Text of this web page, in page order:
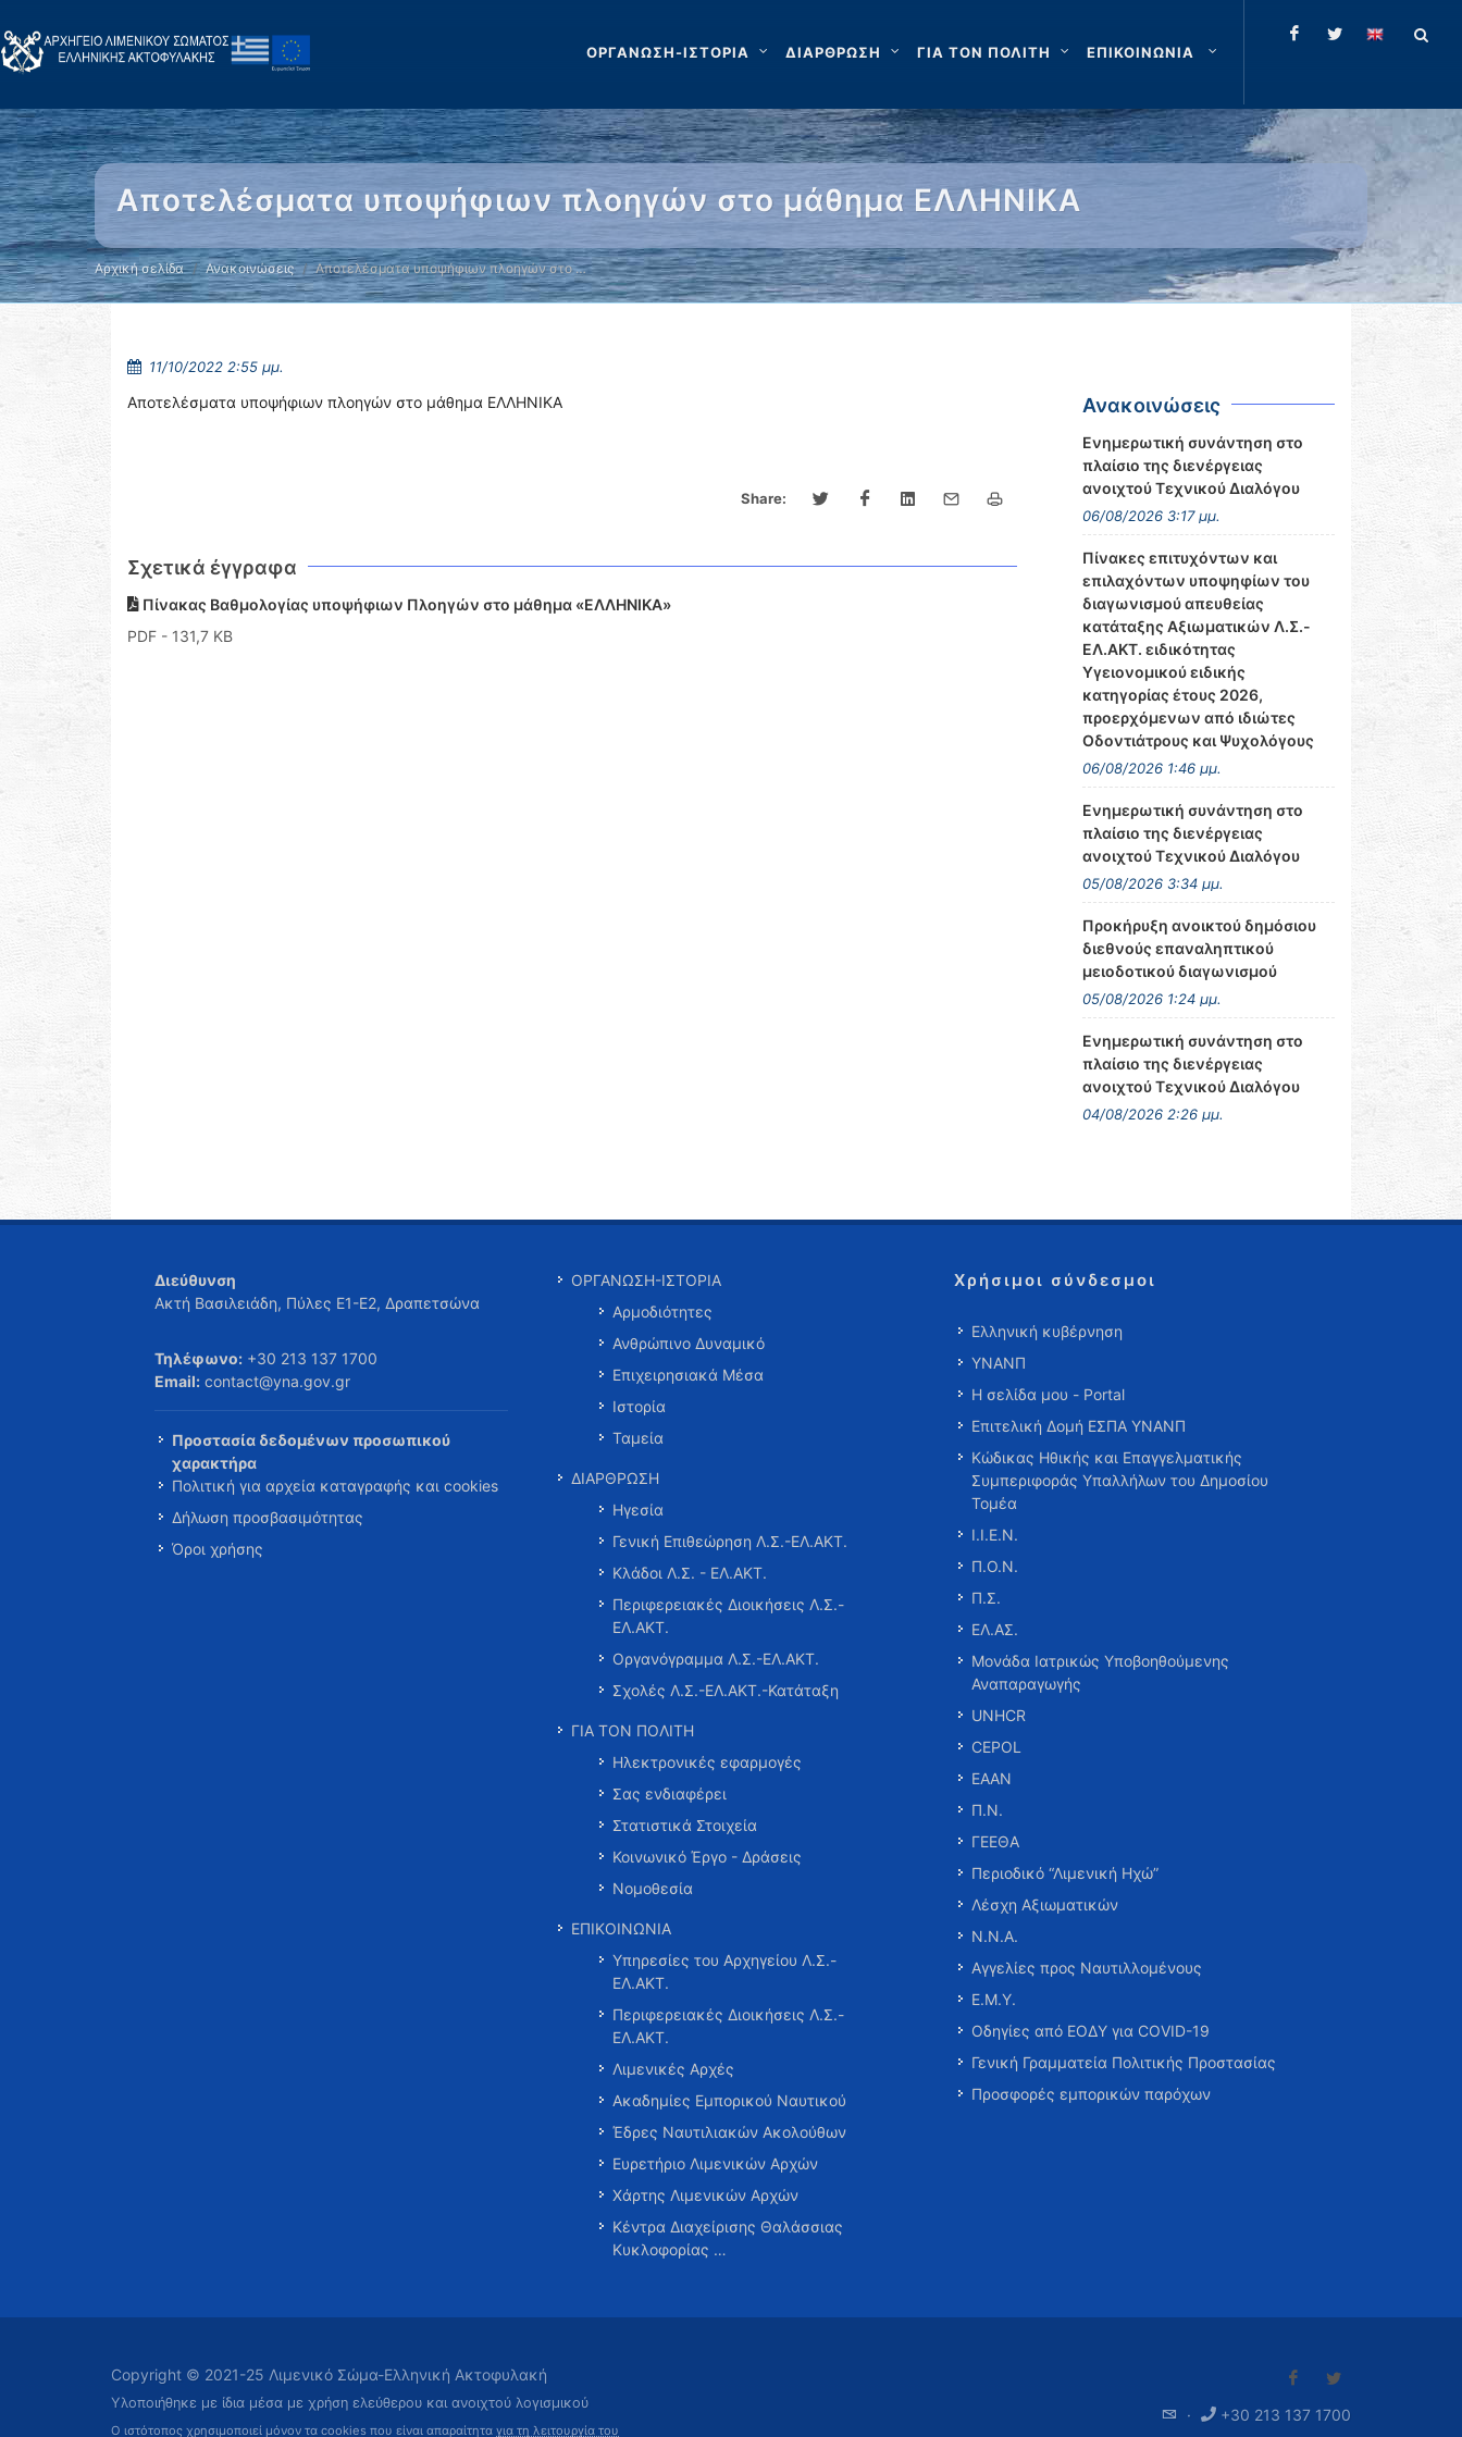
ΟΡΓΑΝΩΣΗ-ΙΣΤΟΡΙΑ ΔΙΑΡΘΡΩΣΗ ΓΙΑ ΤΟΝ ΠΟΛΙΤΗ ΕΠΙΚΟΙΝΩΝΙΑ
Αποτελέσματα υποψήφιων πλοηγών στο μάθημα ΕΛΛΗΝΙΚΑ
Αρχική σελίδα Ανακοινώσεις Αποτελέσματα υποψήφιων πλοηγών στο …
11/10/2022 2:55 μμ.
Αποτελέσματα υποψήφιων πλοηγών στο μάθημα ΕΛΛΗΝΙΚΑ
Share:
Σχετικά έγγραφα
Πίνακας Βαθμολογίας υποψήφιων Πλοηγών στο μάθημα «ΕΛΛΗΝΙΚΑ»
PDF - 131,7 KB
Ανακοινώσεις
Ενημερωτική συνάντηση στο
πλαίσιο της διενέργειας
ανοιχτού Τεχνικού Διαλόγου
06/08/2026 3:17 μμ.
Πίνακες επιτυχόντων και
επιλαχόντων υποψηφίων του
διαγωνισμού απευθείας
κατάταξης Αξιωματικών Λ.Σ.-
ΕΛ.ΑΚΤ. ειδικότητας
Υγειονομικού ειδικής
κατηγορίας έτους 2026,
προερχόμενων από ιδιώτες
Οδοντιάτρους και Ψυχολόγους
06/08/2026 1:46 μμ.
Ενημερωτική συνάντηση στο
πλαίσιο της διενέργειας
ανοιχτού Τεχνικού Διαλόγου
05/08/2026 3:34 μμ.
Προκήρυξη ανοικτού δημόσιου
διεθνούς επαναληπτικού
μειοδοτικού διαγωνισμού
05/08/2026 1:24 μμ.
Ενημερωτική συνάντηση στο
πλαίσιο της διενέργειας
ανοιχτού Τεχνικού Διαλόγου
04/08/2026 2:26 μμ.
Διεύθυνση
Ακτή Βασιλειάδη, Πύλες Ε1-Ε2, Δραπετσώνα
Τηλέφωνο: +30 213 137 1700
Email: contact@yna.gov.gr
Προστασία δεδομένων προσωπικού
χαρακτήρα
Πολιτική για αρχεία καταγραφής και cookies
Δήλωση προσβασιμότητας
Όροι χρήσης
ΟΡΓΑΝΩΣΗ-ΙΣΤΟΡΙΑ
Αρμοδιότητες
Ανθρώπινο Δυναμικό
Επιχειρησιακά Μέσα
Ιστορία
Ταμεία
ΔΙΑΡΘΡΩΣΗ
Ηγεσία
Γενική Επιθεώρηση Λ.Σ.-ΕΛ.ΑΚΤ.
Κλάδοι Λ.Σ. - ΕΛ.ΑΚΤ.
Περιφερειακές Διοικήσεις Λ.Σ.-
ΕΛ.ΑΚΤ.
Οργανόγραμμα Λ.Σ.-ΕΛ.ΑΚΤ.
Σχολές Λ.Σ.-ΕΛ.ΑΚΤ.-Κατάταξη
ΓΙΑ ΤΟΝ ΠΟΛΙΤΗ
Ηλεκτρονικές εφαρμογές
Σας ενδιαφέρει
Στατιστικά Στοιχεία
Κοινωνικό Έργο - Δράσεις
Νομοθεσία
ΕΠΙΚΟΙΝΩΝΙΑ
Υπηρεσίες του Αρχηγείου Λ.Σ.-
ΕΛ.ΑΚΤ.
Περιφερειακές Διοικήσεις Λ.Σ.-
ΕΛ.ΑΚΤ.
Λιμενικές Αρχές
Ακαδημίες Εμπορικού Ναυτικού
Έδρες Ναυτιλιακών Ακολούθων
Ευρετήριο Λιμενικών Αρχών
Χάρτης Λιμενικών Αρχών
Κέντρα Διαχείρισης Θαλάσσιας
Κυκλοφορίας …
Χρήσιμοι σύνδεσμοι
Ελληνική κυβέρνηση
ΥΝΑΝΠ
Η σελίδα μου - Portal
Επιτελική Δομή ΕΣΠΑ ΥΝΑΝΠ
Κώδικας Ηθικής και Επαγγελματικής
Συμπεριφοράς Υπαλλήλων του Δημοσίου
Τομέα
Ι.Ι.Ε.Ν.
Π.Ο.Ν.
Π.Σ.
ΕΛ.ΑΣ.
Μονάδα Ιατρικώς Υποβοηθούμενης
Αναπαραγωγής
UNHCR
CEPOL
ΕΑΑΝ
Π.Ν.
ΓΕΕΘΑ
Περιοδικό “Λιμενική Ηχώ”
Λέσχη Αξιωματικών
Ν.Ν.Α.
Αγγελίες προς Ναυτιλλομένους
Ε.Μ.Υ.
Οδηγίες από ΕΟΔΥ για COVID-19
Γενική Γραμματεία Πολιτικής Προστασίας
Προσφορές εμπορικών παρόχων
Copyright © 2021-25 Λιμενικό Σώμα-Ελληνική Ακτοφυλακή
Υλοποιήθηκε με ίδια μέσα με χρήση ελεύθερου και ανοιχτού λογισμικού
Ο ιστότοπος χρησιμοποιεί μόνον τα cookies που είναι απαραίτητα για τη λειτουργία του
· +30 213 137 1700